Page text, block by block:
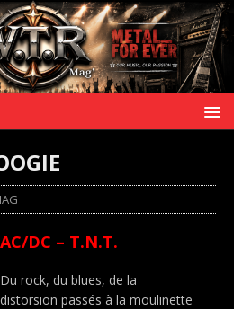
AC/DC – T.N.T.
Du rock, du blues, de la
distorsion passés à la moulinette